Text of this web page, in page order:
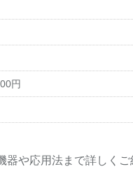
円
や応用法まで詳しく